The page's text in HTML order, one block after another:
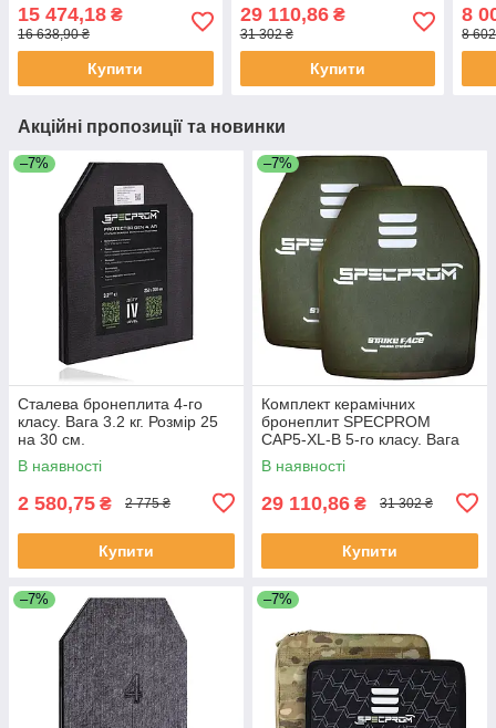
15 474,18 ₴
16 638,90 ₴
Купити
на 33 см. Олива. 2 шт.
29 110,86₴
31 302 ₴
Купити
8
8
Акційні пропозиції та новинки
–7%
Сталева бронеплита 4-го
класу. Вага 3.2 кг. Розмір 25
на 30 см.
В наявності
2 580,75 ₴ 2 775 ₴
Купити
–7%
Комплект керамічних
бронеплит SPECPROM
CAP5-XL-B 5-го класу. Вага
3.38 кг. Розмір 27.5 на 33 см.
Олива. 2 шт.
В наявності
29 110,86 ₴ 31 302 ₴
Купити
–7% –7%